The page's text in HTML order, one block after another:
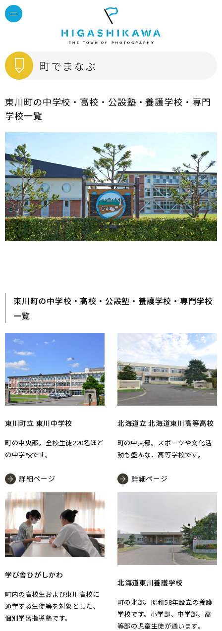
町でまなぶ
東川町の中学校・高校・公設塾・養護学校・専門
学校一覧
東川町の中学校・高校・公設塾・養護学校・専門学校
一覧
東川町立 東川中学校
町の中央部。全校生徒220名ほど
の中学校です。
詳細ページ
北海道立 北海道東川高等高校
町の中央部。スポーツや文化活
動も盛んな、高等学校です。
詳細ページ
学び舎ひがしかわ
町内の高校生および東川高校に
通学する生徒等を対象とした、
個別学習指導塾です。
北海道東川養護学校
町の北部。昭和58年設立の養護
学校です。小学部、中学部、高
等部の児童生徒が通います。